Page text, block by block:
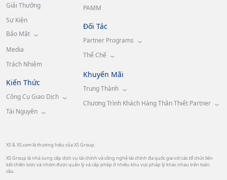
Giải Thưởng
Sự Kiện
Bảo Mật
Media
Trách Nhiệm
Kiến Thức
Công Cụ Giao Dịch
Tài Nguyên
PAMM
Đối Tác
Partner Programs
Thể Chế
Khuyến Mãi
Trung Thành
Chương Trình Khách Hàng Thân Thiết Partner
XS & XS.com là thương hiệu của XS Group.
XS Group là nhà cung cấp dịch vụ tài chính và công nghệ tài chính đa quốc gia với các tổ chức liên
kết chiến lược và nhóm được quản lý và cấp phép ở nhiều khu vực pháp lý khác nhau trên toàn
cầu.